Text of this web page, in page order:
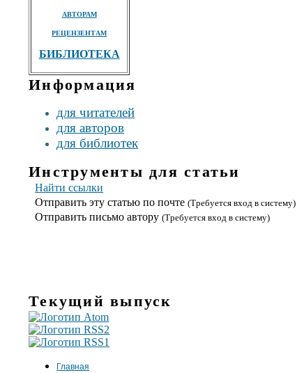
АВТОРАМ
РЕЦЕНЗЕНТАМ
БИБЛИОТЕКА
Информация
для читателей
для авторов
для библиотек
Инструменты для статьи
Найти ссылки
Отправить эту статью по почте(Требуется вход в систему)
Отправить письмо автору(Требуется вход в систему)
Текущий выпуск
Главная